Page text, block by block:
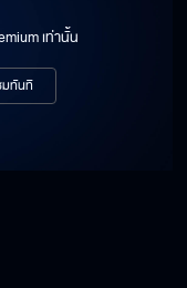
เท่านั้น
มทันที